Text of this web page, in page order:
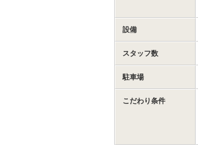
設備
スタッフ数
駐車場
こだわり条件